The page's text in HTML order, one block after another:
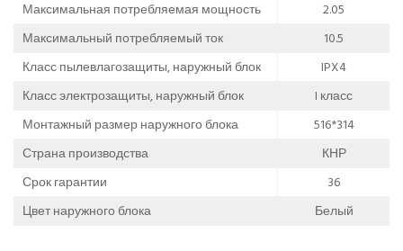
Максимальная потребляемая мощность
2.05
Максимальный потребляемый ток
10.5
Класс пылевлагозащиты, наружный блок
IPX4
Класс электрозащиты, наружный блок
I класс
Монтажный размер наружного блока
516*314
Страна производства
КНР
Срок гарантии
36
Цвет наружного блока
Белый